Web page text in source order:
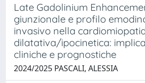
Late Gadolinium
giunzionale e profilo
invasivo nella
dilatativa/ipocinetica:
cliniche e prognostiche
2024/2025 PASCALI, ALESSIA